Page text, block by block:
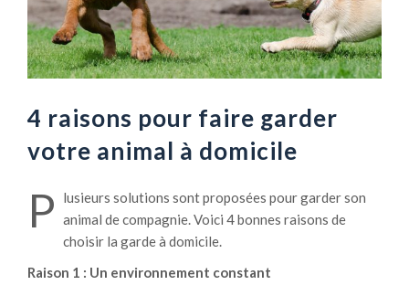
4 raisons pour faire garder
votre animal à domicile
P
lusieurs solutions sont proposées pour garder son
animal de compagnie. Voici 4 bonnes raisons de
choisir la garde à domicile.
Raison 1 : Un environnement constant